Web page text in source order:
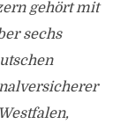
gehört mit
sechs